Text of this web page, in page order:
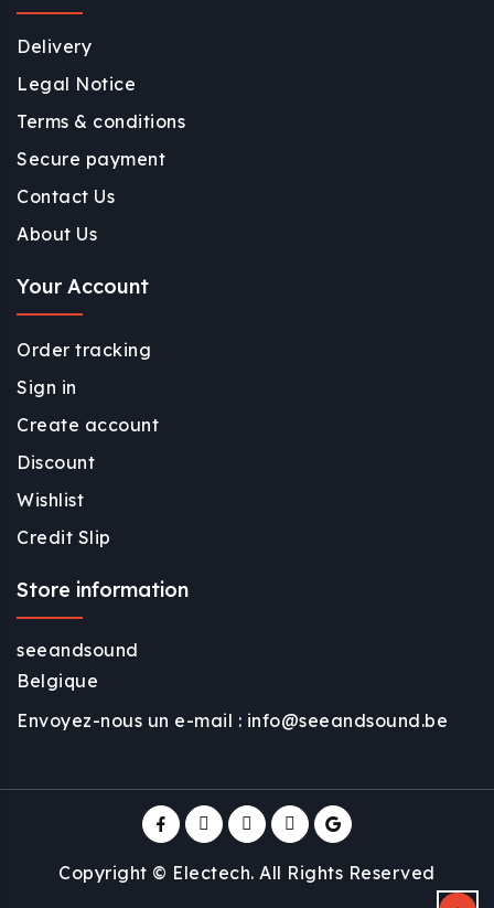
Delivery
Legal Notice
Terms & conditions
Secure payment
Contact Us
About Us
Your Account
Order tracking
Sign in
Create account
Discount
Wishlist
Credit Slip
Store information
seeandsound
Belgique
Envoyez-nous un e-mail : info@seeandsound.be
Copyright © Electech. All Rights Reserved